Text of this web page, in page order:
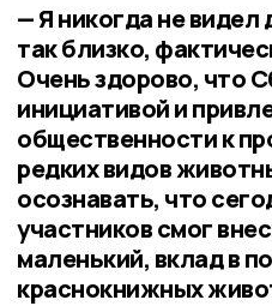
— Я никогда не
так близко,
Очень здорово, что
инициативой и
общественности к
редких видов
осознавать, что
участников смог
маленький, вклад в
краснокнижных